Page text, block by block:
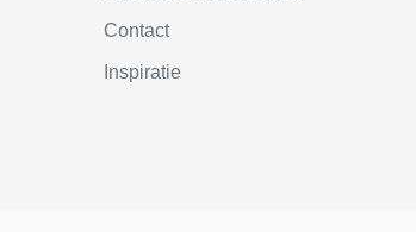
Contact
Inspiratie